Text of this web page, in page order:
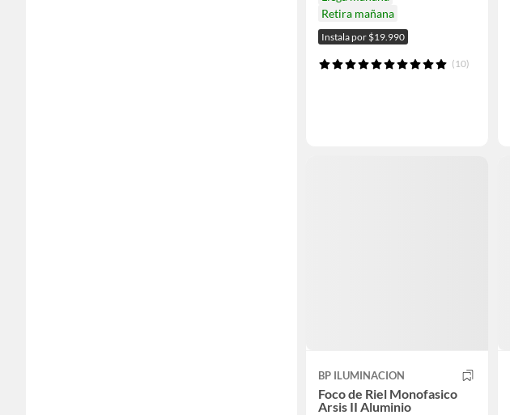
Retira mañana
Instala por $19.990
(10)
BP ILUMINACION
Foco de Riel Monofasico
Arsis II Aluminio